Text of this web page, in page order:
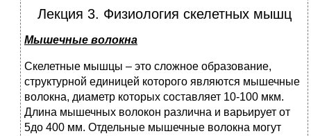
Лекция 3. Физиология скелетных мышц
Мышечные волокна
Скелетные мышцы – это сложное образование,
структурной единицей которого являются мышечные
волокна, диаметр которых составляет 10-100 мкм.
Длина мышечных волокон различна и варьирует от
5до 400 мм. Отдельные мышечные волокна могут